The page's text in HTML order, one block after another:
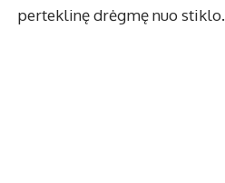
perteklinę drėgmę nuo stiklo.